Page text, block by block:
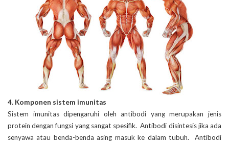
4. Komponen sistem imunitas
Sistem imunitas dipengaruhi oleh antibodi yang merupakan jenis
protein dengan fungsi yang sangat spesifik. Antibodi disintesis jika ada
senyawa atau benda-benda asing masuk ke dalam tubuh. Antibodi